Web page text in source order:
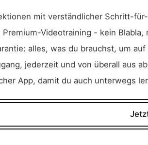
mit verständlicher Schritt-
Premium-Videotraining - kein Blabla,
alles, was du brauchst, um
jederzeit und von überall aus
App, damit du auch unterwegs